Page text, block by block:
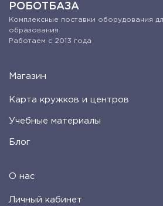
РОБОТБАЗА
Комплексные поставки оборудования
образования
Работаем с 2013 года
Магазин
Карта кружков и центров
Учебные материалы
Блог
О нас
Личный кабинет